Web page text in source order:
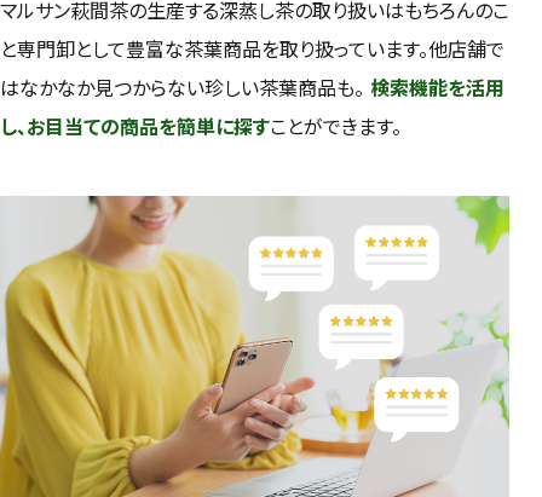
マルサン萩間茶の生産する深蒸し茶の取り扱いはもちろんのこ
と専門卸として豊富な茶葉商品を取り扱っています。他店舗で
はなかなか見つからない珍しい茶葉商品も。 検索機能を活用
し、お目当ての商品を簡単に探すことができます。